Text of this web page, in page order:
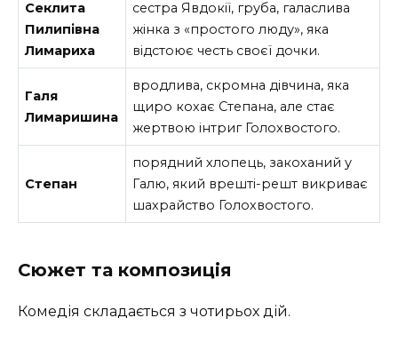
Секлита
Пилипівна
Лимариха
сестра Явдокії, груба, галаслива
жінка з «простого люду», яка
відстоює честь своєї дочки.
Галя
Лимаришина
вродлива, скромна дівчина, яка
щиро кохає Степана, але стає
жертвою інтриг Голохвостого.
Степан
порядний хлопець, закоханий у
Галю, який врешті-решт викриває
шахрайство Голохвостого.
Сюжет та композиція
Комедія складається з чотирьох дій.